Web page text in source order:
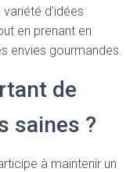
d’idées
en prenant en
envies gourmandes.
de
saines ?
à maintenir un